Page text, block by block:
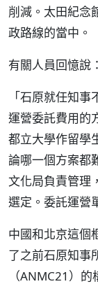
削減。太田紀念
政路線的當中。
有關人員回憶說：
「石原就任知
運營委託費用的
都立大學作留學
論哪一個方案都
文化局負責管理
選定。委託運營
中國和北京這個
了之前石原知事
（ANMC21）